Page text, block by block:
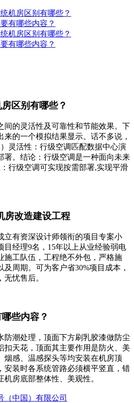
机房区别有哪些？
有哪些内容？
机房区别有哪些？
有哪些内容？
区别有哪些？
间的灵活性及可靠性和节能效果。下
的一个模拟结果显示。话不多说，
灵活性：行级空调匹配数据中心演
署。结论：行级空调是一种面向未来
行级空调可实现按需部署,实现平滑
房改造建设工程
立有资深设计师领衔的项目专案小
目经理9名，15年以上从业经验弱电
施工队伍，工程绝不外包，严格施
周期。可为客户省30%项目成本，
忧售后。
些内容？
防潮处理，顶面下方刷乳胶漆做防尘
扣天花，顶面其主要作用是防火、美
烟感、温感探头等均安装在机房顶
安装时各系统管路必须横平竖直，错
房底部整体性、美观性。
（中国）有限公司